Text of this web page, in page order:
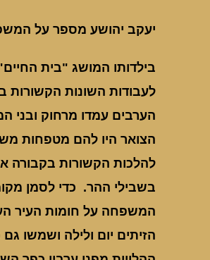
יעקב יהושע מספר על
בילדותו המושג "בית
לעבודות השונות הקשורות
הערבים עמדו מרחוק
הצואר היו להם מטפחות
להלכות הקשורות בקבורה
בשבילי ההר. כדי לסמן
המשפחה על חומות העיר
הזיתים יום ולילה ושמשו